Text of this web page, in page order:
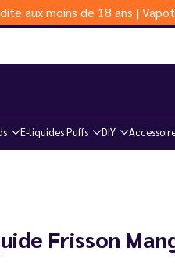
aux moins de 18 ans |
E-liquides Puffs DIY
Frisson